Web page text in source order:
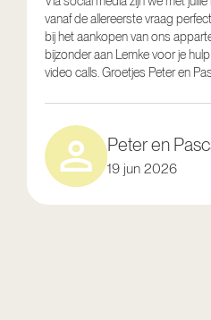
vanaf de allereerste vraag
bij het aankopen van ons
bijzonder aan Lemke voor je
video calls. Groetjes Peter en
Peter en
19 jun 2026